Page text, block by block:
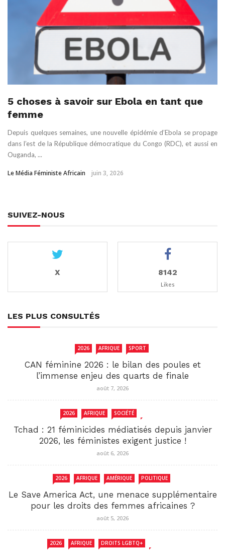
5 choses à savoir sur Ebola en tant que
femme
Depuis quelques semaines, une nouvelle épidémie d’Ebola se propage
dans l’est de la République démocratique du Congo (RDC), et aussi en
Ouganda, ...
Le Média Féministe Africain juin 3, 2026
SUIVEZ-NOUS
X 8142
Likes
LES PLUS CONSULTÉS
2026 AFRIQUE SPORT
CAN féminine 2026 : le bilan des poules et
l’immense enjeu des quarts de finale
août 7, 2026
2026 AFRIQUE SOCIÉTÉ
Tchad : 21 féminicides médiatisés depuis janvier
2026, les féministes exigent justice !
août 6, 2026
2026 AFRIQUE AMÉRIQUE POLITIQUE
Le Save America Act, une menace supplémentaire
pour les droits des femmes africaines ?
août 5, 2026
2026 AFRIQUE DROITS LGBTQ+